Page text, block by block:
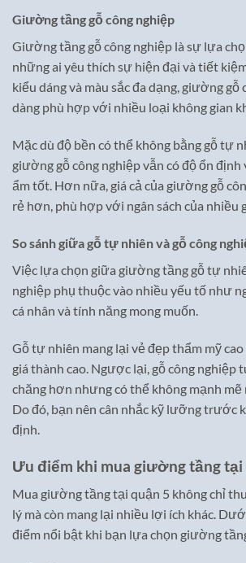
Giường tầng gỗ công nghiệp
Giường tầng gỗ công nghiệp là sự lựa
những ai yêu thích sự hiện đại và tiết
kiểu dáng và màu sắc đa dạng, giường gỗ
dàng phù hợp với nhiều loại không gian
Mặc dù độ bền có thể không bằng gỗ tự
giường gỗ công nghiệp vẫn có độ ổn định
ẩm tốt. Hơn nữa, giá cả của giường gỗ
rẻ hơn, phù hợp với ngân sách của nhiều
So sánh giữa gỗ tự nhiên và gỗ công
Việc lựa chọn giữa giường tầng gỗ tự
nghiệp phụ thuộc vào nhiều yếu tố như
cá nhân và tính năng mong muốn.
Gỗ tự nhiên mang lại vẻ đẹp thẩm mỹ
giá thành cao. Ngược lại, gỗ công nghiệp
chăng hơn nhưng có thể không mạnh
Do đó, bạn nên cân nhắc kỹ lưỡng trước
định.
Ưu điểm khi mua giường tầng tại
Mua giường tầng tại quận 5 không chỉ
lý mà còn mang lại nhiều lợi ích khác.
điểm nổi bật khi bạn lựa chọn giường